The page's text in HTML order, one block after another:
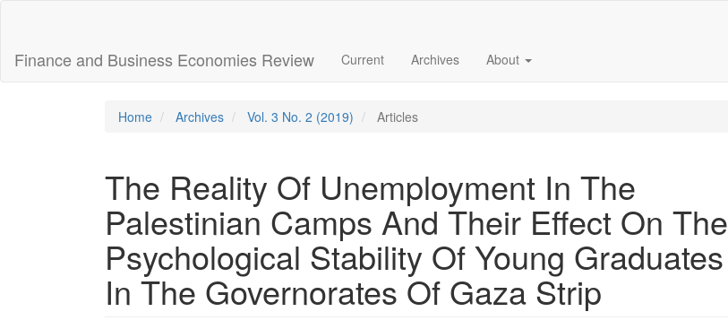
Content
Sidebar
Finance and Business Economies Review Current Archives About
Home Archives Vol. 3 No. 2 (2019) Articles
The Reality Of Unemployment In The
Palestinian Camps And Their Effect On The
Psychological Stability Of Young Graduates
In The Governorates Of Gaza Strip